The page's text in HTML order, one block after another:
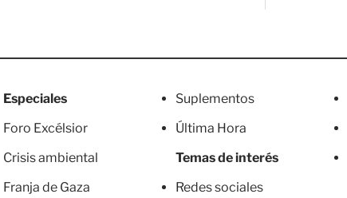
Especiales
Foro Excélsior
Crisis ambiental
Franja de Gaza
Suplementos
Última Hora
Temas de interés
Redes sociales